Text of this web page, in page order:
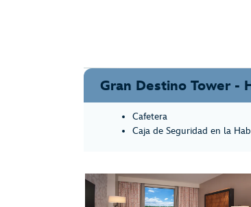
Gran Destino Tower -
Cafetera
Caja de Seguridad en la